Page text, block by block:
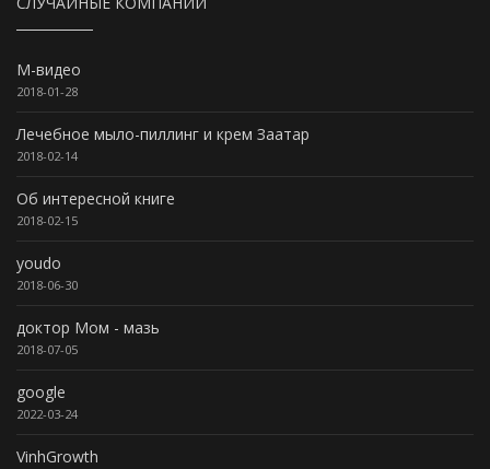
М-видео
2018-01-28
Лечебное мыло-пиллинг и крем Заатар
2018-02-14
Об интересной книге
2018-02-15
youdo
2018-06-30
доктор Мом - мазь
2018-07-05
google
2022-03-24
VinhGrowth